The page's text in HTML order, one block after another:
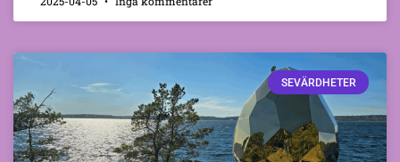
SEVÄRDHETER